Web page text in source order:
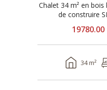
Chalet 34 m² en bois
de construire
19780.00
34 m²